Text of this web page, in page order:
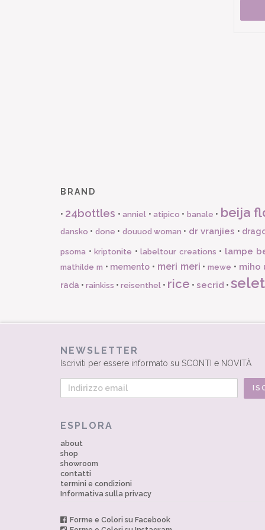
BRAND
• 24bottles •anniel •atipico • banale • beija
dansko • done • douuod woman • dr vranjies •
psoma •kriptonite •labeltour creations • lampe
mathilde m • memento • meri meri •mewe • miho
rada • rainkiss • reisenthel • rice • secrid •
NEWSLETTER
Iscriviti per essere informato su SCONTI e NOVITÀ
ESPLORA
about
shop
showroom
contatti
termini e condizioni
Informativa sulla privacy
Forme e Colori su Facebook